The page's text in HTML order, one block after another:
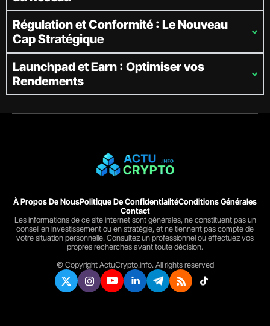
Régulation et Conformité : Le Nouveau
Cap Stratégique
Launchpad et Earn : Optimiser vos
Rendements
À Propos De NousPolitique De ConfidentialitéConditions Générales
Contact
Les informations de ce site internet sont générales, ne constituent pas un
conseil en investissement ou en stratégie, et ne tiennent pas compte de
votre situation personnelle. Consultez un professionnel ou effectuez vos
propres recherches avant toute décision.
© Copyright ActuCrypto.info. All rights reserved